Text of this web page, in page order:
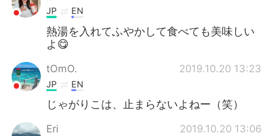
JP EN
熱湯を入れてふやかして食べても美味しい
よ😋
tOmO. 2019.10.20 13:23
JP EN
じゃがりこは、止まらないよねー（笑）
Eri 2019.10.20 13:06